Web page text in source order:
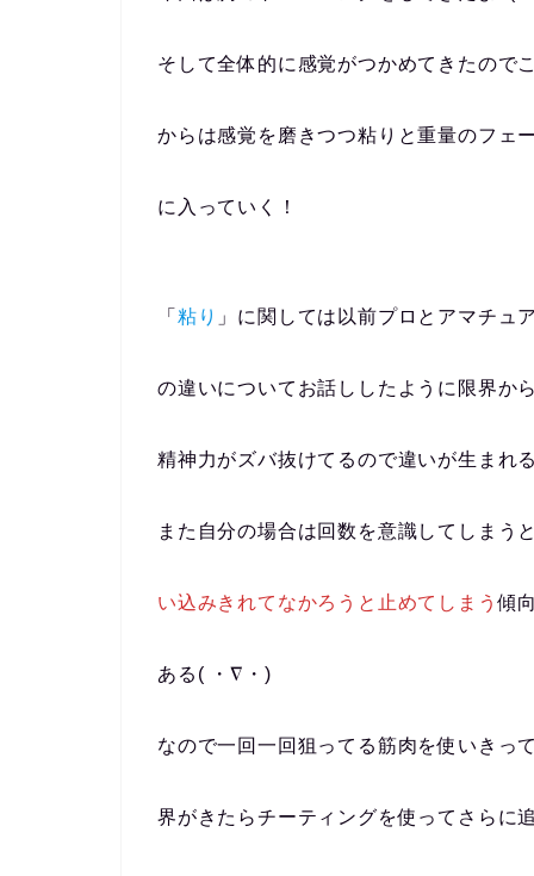
そして全体的に感覚がつかめてきたので
からは感覚を磨きつつ粘りと重量のフェ
に入っていく！
「 粘り 」に関しては以前プロとアマチュ
の違いについてお話ししたように限界か
精神力がズバ抜けてるので違いが生まれる
また自分の場合は回数を意識してしまう
い込みきれてなかろうと止めてしまう傾
ある( ・∇・)
なので一回一回狙ってる筋肉を使いきっ
界がきたらチーティングを使ってさらに